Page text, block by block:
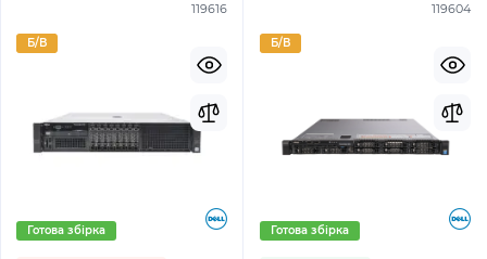
119616
Б/В
Готова збірка
119604
Б/В
Готова збірка